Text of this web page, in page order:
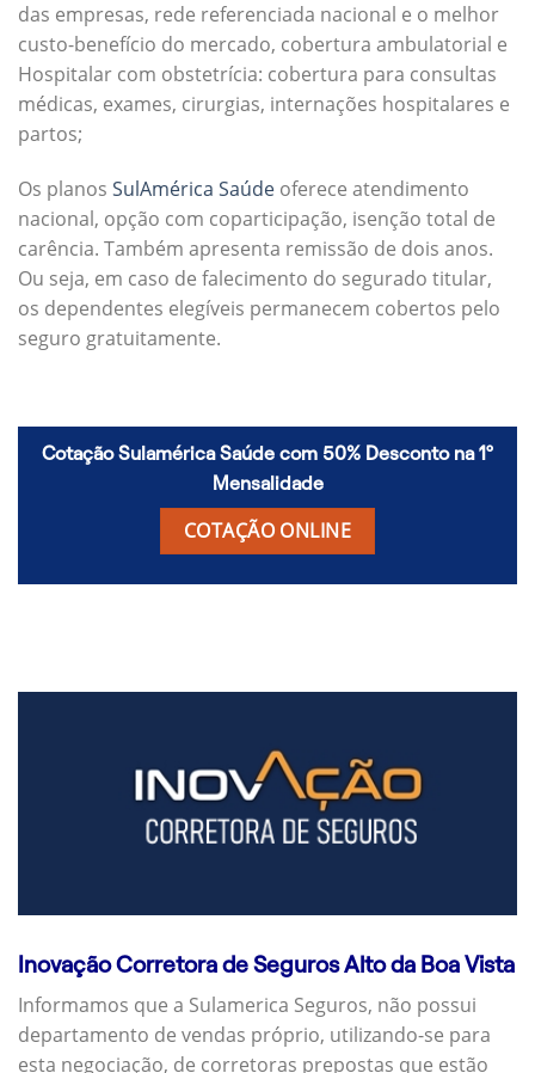
das empresas, rede referenciada nacional e o melhor
custo-benefício do mercado, cobertura ambulatorial e
Hospitalar com obstetrícia: cobertura para consultas
médicas, exames, cirurgias, internações hospitalares e
partos;
Os planos SulAmérica Saúde oferece atendimento
nacional, opção com coparticipação, isenção total de
carência. Também apresenta remissão de dois anos.
Ou seja, em caso de falecimento do segurado titular,
os dependentes elegíveis permanecem cobertos pelo
seguro gratuitamente.
Cotação Sulamérica Saúde com 50% Desconto na 1º
Mensalidade
COTAÇÃO ONLINE
Inovação Corretora de Seguros Alto da Boa Vista
Informamos que a Sulamerica Seguros, não possui
departamento de vendas próprio, utilizando-se para
esta negociação, de corretoras prepostas que estão